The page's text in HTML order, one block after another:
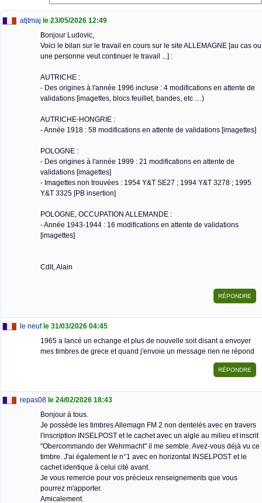
atjtmaj le 23/05/2026 12:49
Bonjour Ludovic,
Voici le bilan sur le travail en cours sur le site ALLEMAGNE [au cas ou
une personne veut continuer le travail ...] :
AUTRICHE :
- Des origines à l'année 1996 incluse : 4 modifications en attente de
validations [imagettes, blocs feuillet, bandes, etc …)
AUTRICHE-HONGRIE :
- Année 1918 : 58 modifications en attente de validations [imagettes]
POLOGNE :
- Des origines à l'année 1999 : 21 modifications en attente de
validations [imagettes]
- Imagettes non trouvées : 1954 Y&T SE27 ; 1994 Y&T 3278 ; 1995
Y&T 3325 [PB insertion]
POLOGNE, OCCUPATION ALLEMANDE :
- Année 1943-1944 : 16 modifications en attente de validations
[imagettes]
Cdlt, Alain
le neufle 31/03/2026 04:45
1965 a lancé un echange et plus de nouvelle soit disant a envoyer
mes timbres de grece et quand j'envoie un message rien ne répond
repas08 le 24/02/2026 18:43
Bonjour à tous.
Je possède les timbres Allemagn FM 2 non dentelés avec en travers
l'inscription INSELPOST et le cachet avec un aigle au milieu et inscrit
"Obercommando der Wehrmacht" il me semble. Avez-vous déjà vu ce
timbre. J'ai également le n°1 avec en horizontal INSELPOST et le
cachet identique à celui cité avant.
Je vous remercie pour vos précieux renseignements que vous
pourrez m'apporter.
Amicalement.